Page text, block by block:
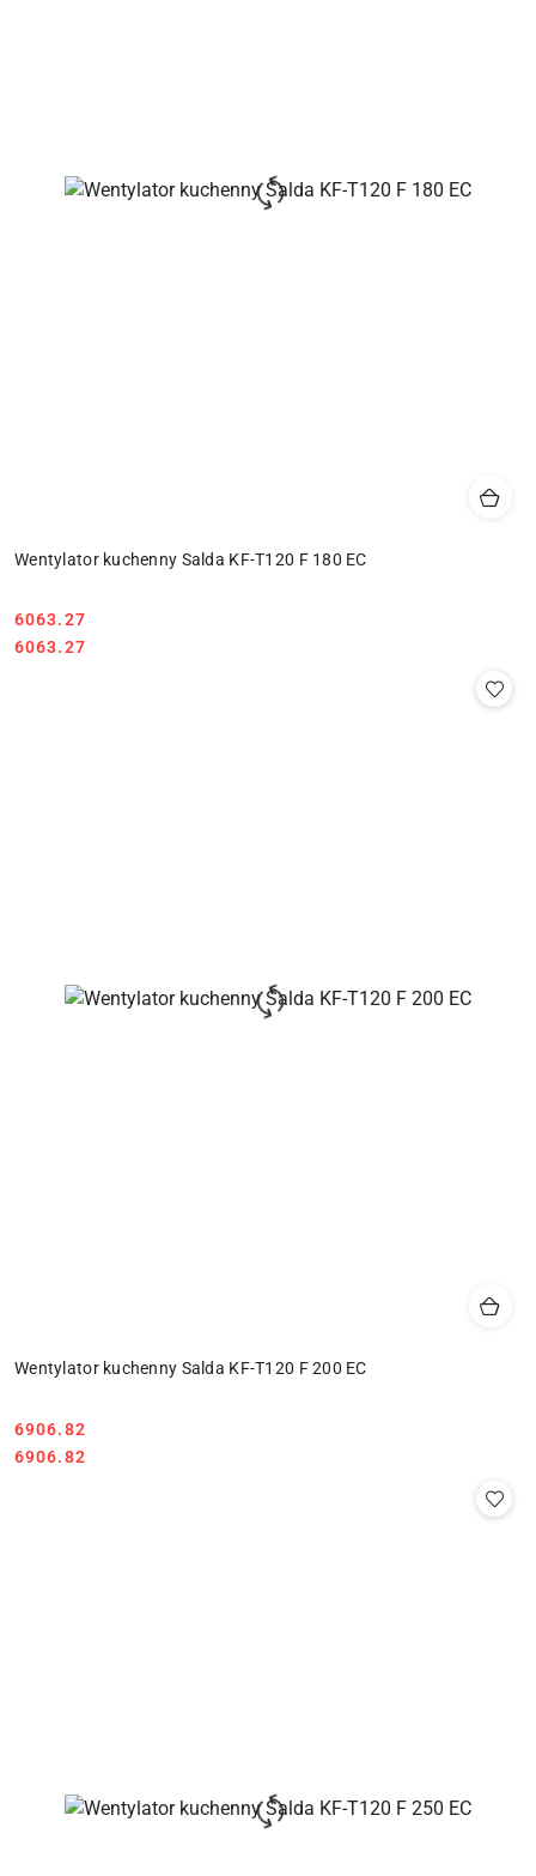
Wentylator kuchenny Salda KF-T120 F 180 EC
Cena:
6063.27
Cena:
6063.27
Wentylator kuchenny Salda KF-T120 F 200 EC
Cena:
6906.82
Cena:
6906.82